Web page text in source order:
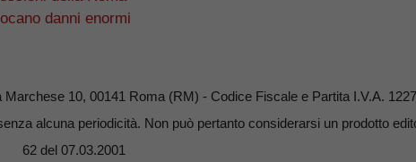
danni enormi
10, 00141 Roma (RM) - Codice Fiscale e Partita I.V.A.
alcuna periodicità. Non può pertanto considerarsi un prodotto
62 del 07.03.2001